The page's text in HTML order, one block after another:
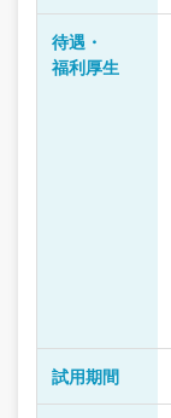
待遇・
福利厚生
試用期間